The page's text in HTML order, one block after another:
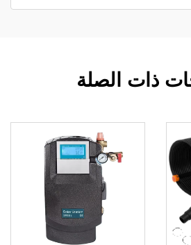
ذات الصلة